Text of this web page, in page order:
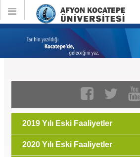
Toggle
Eski Faaliyetler :Nisan 2021
2019 Yılı Eski Faaliyetler
2020 Yılı Eski Faaliyetler